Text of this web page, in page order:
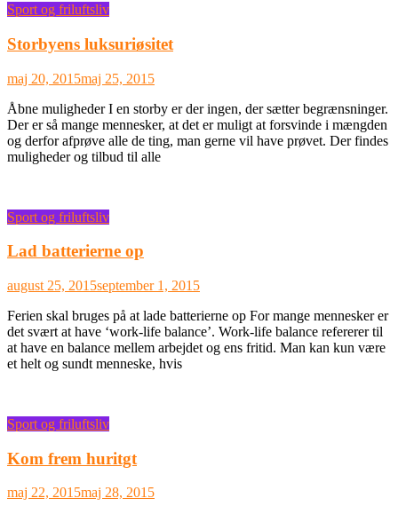
Sport og friluftsliv
Storbyens luksuriøsitet
maj 20, 2015maj 25, 2015
Åbne muligheder I en storby er der ingen, der sætter begrænsninger.
Der er så mange mennesker, at det er muligt at forsvinde i mængden
og derfor afprøve alle de ting, man gerne vil have prøvet. Der findes
muligheder og tilbud til alle
Sport og friluftsliv
Lad batterierne op
august 25, 2015september 1, 2015
Ferien skal bruges på at lade batterierne op For mange mennesker er
det svært at have ‘work-life balance’. Work-life balance refererer til
at have en balance mellem arbejdet og ens fritid. Man kan kun være
et helt og sundt menneske, hvis
Sport og friluftsliv
Kom frem huritgt
maj 22, 2015maj 28, 2015